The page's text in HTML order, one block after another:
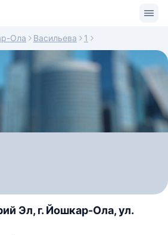
Ола Васильева 1
Эл, г. Йошкар-Ола, ул.